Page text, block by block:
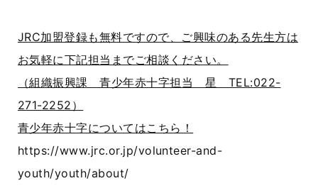
JRC加盟登録も無料ですので、ご興味のある先生方は
お気軽に下記担当までご相談ください。
（組織振興課 青少年赤十字担当 星 TEL:022-
271-2252）
青少年赤十字についてはこちら！
https://www.jrc.or.jp/volunteer-and-
youth/youth/about/